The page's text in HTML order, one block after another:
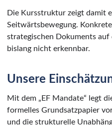
Die Kursstruktur zeigt damit
Seitwärtsbewegung.
strategischen Dokuments
bislang nicht erkennbar.
Unsere
Mit dem „EF Mandate“ legt
formelles Grundsatzpapier
und die strukturelle